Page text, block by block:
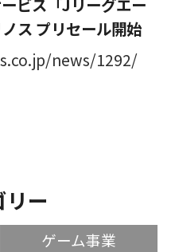
ビス「Jリーグエー
ス プリセール開始
news/1292/
リー
ゲーム事業